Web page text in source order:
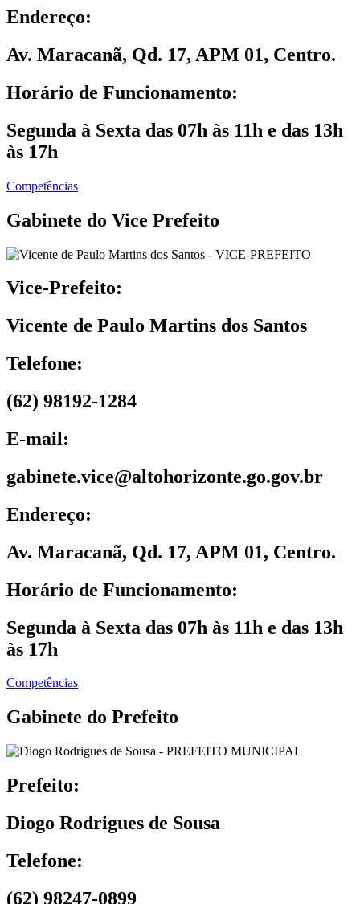
Endereço:
Av. Maracanã, Qd. 17, APM 01, Centro.
Horário de Funcionamento:
Segunda à Sexta das 07h às 11h e das 13h
às 17h
Competências
Gabinete do Vice Prefeito
Vice-Prefeito:
Vicente de Paulo Martins dos Santos
Telefone:
(62) 98192-1284
E-mail:
gabinete.vice@altohorizonte.go.gov.br
Endereço:
Av. Maracanã, Qd. 17, APM 01, Centro.
Horário de Funcionamento:
Segunda à Sexta das 07h às 11h e das 13h
às 17h
Competências
Gabinete do Prefeito
Prefeito:
Diogo Rodrigues de Sousa
Telefone:
(62) 98247-0899